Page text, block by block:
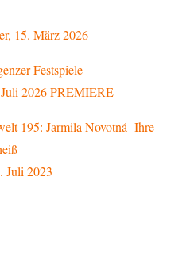
15. März 2026
Festspiele
2026 PREMIERE
195: Jarmila Novotná- Ihre
Juli 2023